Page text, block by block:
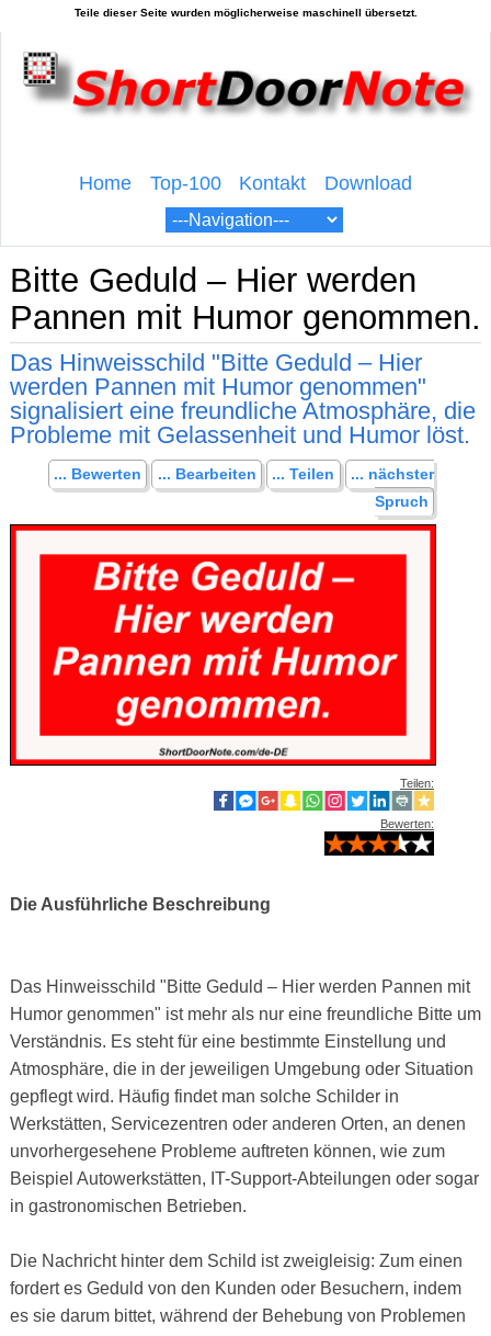
Home Top-100 Kontakt Download
Bitte Geduld – Hier werden
Pannen mit Humor genommen.
Das Hinweisschild "Bitte Geduld – Hier
werden Pannen mit Humor genommen"
signalisiert eine freundliche Atmosphäre, die
Probleme mit Gelassenheit und Humor löst.
... Bewerten ... Bearbeiten ... Teilen
... nächster
Spruch
Teilen:
Bewerten:
Die Ausführliche Beschreibung
Das Hinweisschild "Bitte Geduld – Hier werden Pannen mit
Humor genommen" ist mehr als nur eine freundliche Bitte um
Verständnis. Es steht für eine bestimmte Einstellung und
Atmosphäre, die in der jeweiligen Umgebung oder Situation
gepflegt wird. Häufig findet man solche Schilder in
Werkstätten, Servicezentren oder anderen Orten, an denen
unvorhergesehene Probleme auftreten können, wie zum
Beispiel Autowerkstätten, IT-Support-Abteilungen oder sogar
in gastronomischen Betrieben.
Die Nachricht hinter dem Schild ist zweigleisig: Zum einen
fordert es Geduld von den Kunden oder Besuchern, indem
es sie darum bittet, während der Behebung von Problemen